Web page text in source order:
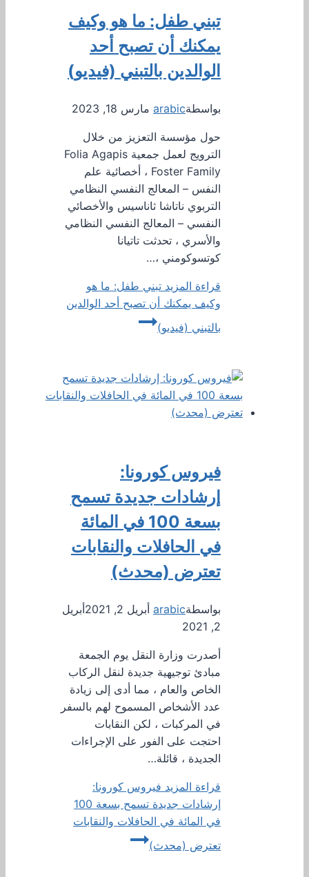
تبني طفل: ما هو وكيف
يمكنك أن تصبح أحد
الوالدين بالتبني (فيديو)
بواسطةarabic مارس 18, 2023
حول مؤسسة التعزيز من خلال
الترويج لعمل جمعية Folia Agapis
Foster Family ، أخصائية علم
النفس – المعالج النفسي النظامي
التربوي ناتاشا ثاناسيس والأخصائي
النفسي – المعالج النفسي النظامي
والأسري ، تحدثت تاتيانا
كوتسوكومني ،…
قراءة المزيد تبني طفل: ما هو
وكيف يمكنك أن تصبح أحد الوالدين
بالتبني (فيديو)
فيروس كورونا:
إرشادات جديدة تسمح
بسعة 100 في المائة
في الحافلات والنقابات
تعترض (محدث)
بواسطةarabic أبريل 2, 2021
أبريل
2, 2021
أصدرت وزارة النقل يوم الجمعة
مبادئ توجيهية جديدة لنقل الركاب
الخاص والعام ، مما أدى إلى زيادة
عدد الأشخاص المسموح لهم بالسفر
في المركبات ، لكن النقابات
احتجت على الفور على الإجراءات
الجديدة ، قائلة…
قراءة المزيد فيروس كورونا:
إرشادات جديدة تسمح بسعة 100
في المائة في الحافلات والنقابات
تعترض (محدث)